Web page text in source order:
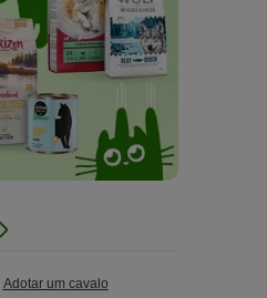
Adotar um cavalo